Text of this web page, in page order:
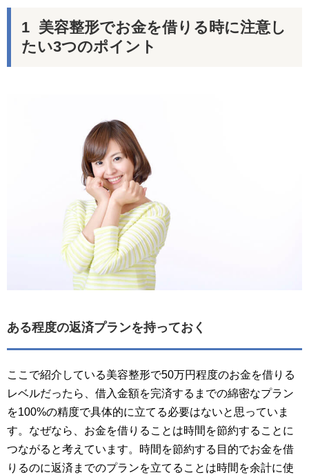
美容整形でお金を借りる時に注意し
たい3つのポイント
ある程度の返済プランを持っておく
ここで紹介している美容整形で50万円程度のお金を借りる
レベルだったら、借入金額を完済するまでの綿密なプラン
を100%の精度で具体的に立てる必要はないと思っていま
す。なぜなら、お金を借りることは時間を節約することに
つながると考えています。時間を節約する目的でお金を借
りるのに返済までのプランを立てることは時間を余計に使